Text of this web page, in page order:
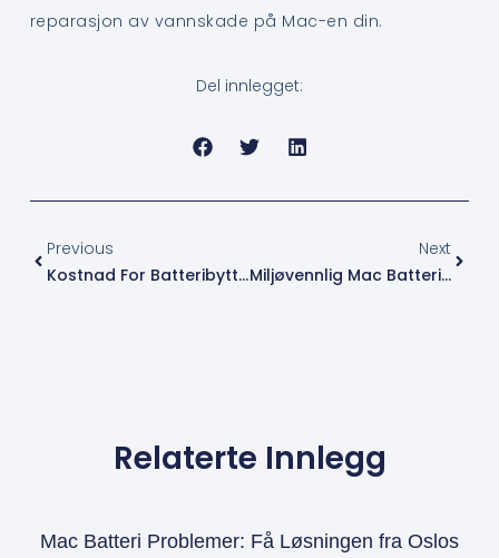
reparasjon av vannskade på Mac-en din.
Del innlegget:
Previous
Kostnad For Batteribytte MacBook Asker Og Bærum – Priser Og Alternativer 2024
Next
Miljøvennlig Mac Batteri Bytte I Oslo – Slik Gjør Du Det Riktig
Relaterte Innlegg
Mac Batteri Problemer: Få Løsningen fra Oslos